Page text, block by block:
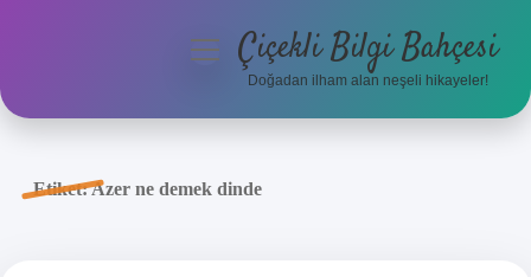
Anasayfa
menüyüÇiçekli Bilgi Bahçesi
Doğadan ilham alan neşeli hikayeler!
Etiket:Azer ne demek dinde